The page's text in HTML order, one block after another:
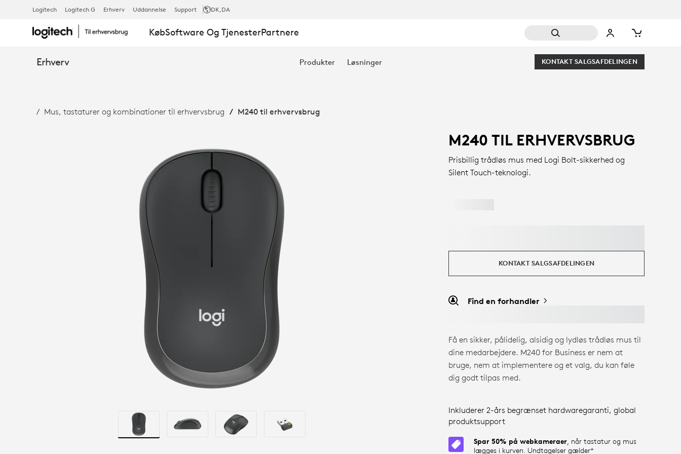
M240
FOR
BUSINESS
TRÅDLØS
Logitech Logitech G Erhverv Uddannelse Support DK,DA
KøbSoftware Og TjenesterPartnere
Erhverv Produkter Løsninger KONTAKT SALGSAFDELINGEN
Mus, tastaturer og kombinationer til erhvervsbrug M240 til erhvervsbrug
M240 TIL ERHVERVSBRUG
Prisbillig trådløs mus med Logi Bolt-sikkerhed og
Silent Touch-teknologi.
KONTAKT SALGSAFDELINGEN
Find en forhandler
Få en sikker, pålidelig, alsidig og lydløs trådløs mus til
dine medarbejdere. M240 for Business er nem at
bruge, nem at implementere og et valg, du kan føle
dig godt tilpas med.
Inkluderer 2-års begrænset hardwaregaranti, global
produktsupport
Spar 50% på webkameraer, når tastatur og mus
lægges i kurven. Undtagelser gælder*